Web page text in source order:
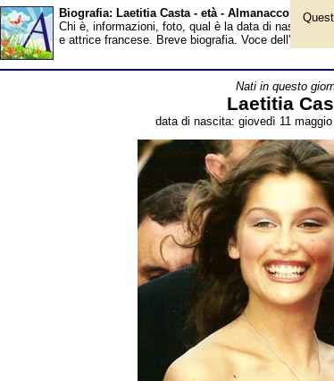
Biografia: Laetitia Casta - età - Almanacco
Chi è, informazioni, foto, qual è la data di nascita,
e attrice francese. Breve biografia. Voce
Nati in questo
Laetitia
data di nascita: giovedì 11